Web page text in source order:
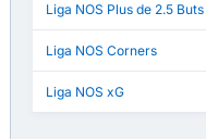
Liga NOS Plus de 2.5 Buts
Liga NOS Corners
Liga NOS xG